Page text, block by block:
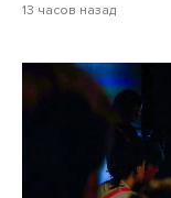
13 часов назад